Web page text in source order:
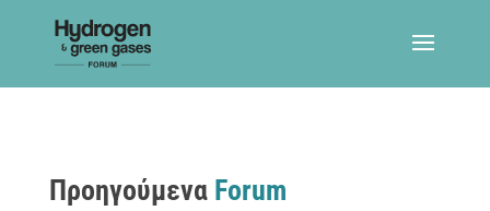
Προηγούμενα Forum